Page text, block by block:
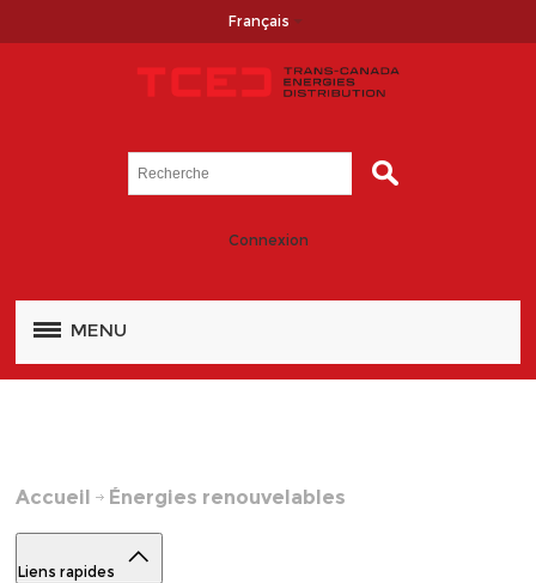
Français
Connexion
MENU
Accueil Énergies renouvelables
Liens rapides